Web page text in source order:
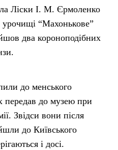
Ліски І. М. Єрмоленко
урочищі “Махонькове”
два короноподібних
до менського
передав до музею при
Звідси вони після
до Київського
і досі.